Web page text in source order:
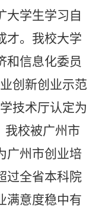
大学生学习自
才。我校大学
和信息化委员
创新创业示范
技术厅认定为
我校被广州市
广州市创业培
过全省本科院
满意度稳中有